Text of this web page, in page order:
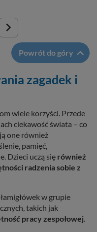

Powrót do góry 
zagadek i
wiele korzyści. Przede
ciekawość świata – co
one również
pamięć,
Dzieci uczą się również
radzenia sobie z
w grupie
takich jak
pracy zespołowej.